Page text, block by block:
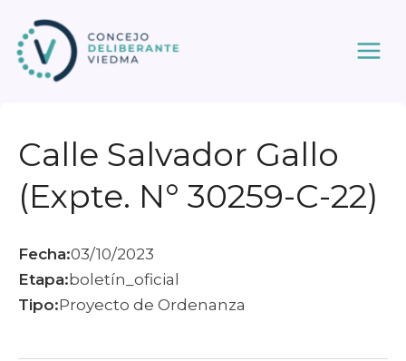
contenido
Calle Salvador Gallo
(Expte. N° 30259-C-22)
Fecha:03/10/2023
Etapa:boletín_oficial
Tipo:Proyecto de Ordenanza